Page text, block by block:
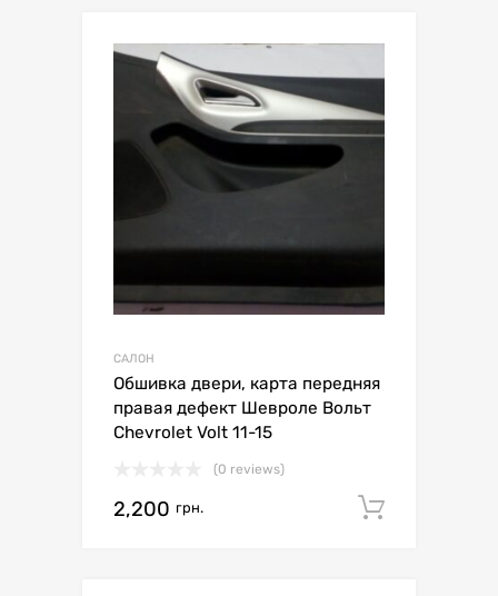
САЛОН
Обшивка двери, карта передняя
правая дефект Шевроле Вольт
Chevrolet Volt 11-15
(0 reviews)
2,200 грн.